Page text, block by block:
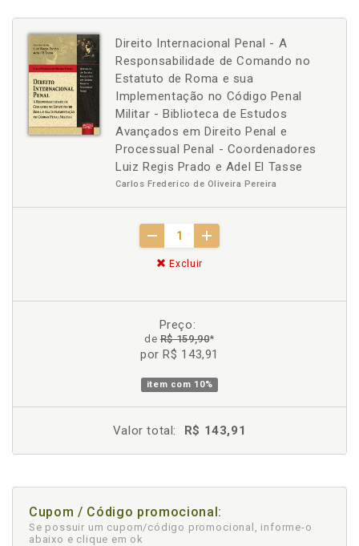
Direito Internacional Penal - A
Responsabilidade de Comando no
Estatuto de Roma e sua
Implementação no Código Penal
Militar - Biblioteca de Estudos
Avançados em Direito Penal e
Processual Penal - Coordenadores
Luiz Regis Prado e Adel El Tasse
Carlos Frederico de Oliveira Pereira
Excluir
Preço:
deR$ 159,90*
por R$ 143,91
item com 10%
Valor total: R$ 143,91
Cupom / Código promocional:
Se possuir um cupom/código promocional, informe-o
abaixo e clique em ok